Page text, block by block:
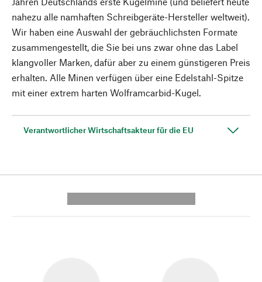
nahezu alle namhaften Schreibgeräte-Hersteller weltweit).
Wir haben eine Auswahl der gebräuchlichsten Formate
zusammengestellt, die Sie bei uns zwar ohne das Label
klangvoller Marken, dafür aber zu einem günstigeren Preis
erhalten. Alle Minen verfügen über eine Edelstahl-Spitze
mit einer extrem harten Wolframcarbid-Kugel.
Verantwortlicher Wirtschaftsakteur für die EU